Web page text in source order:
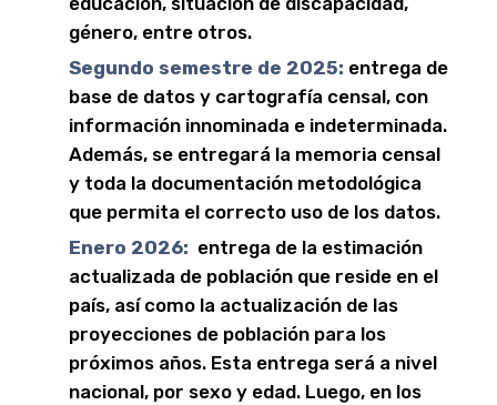
género, entre otros.
Segundo semestre de 2025: entrega de
base de datos y cartografía censal, con
información innominada e indeterminada.
Además, se entregará la memoria censal
y toda la documentación metodológica
que permita el correcto uso de los datos.
Enero 2026: entrega de la estimación
actualizada de población que reside en el
país, así como la actualización de las
proyecciones de población para los
próximos años. Esta entrega será a nivel
nacional, por sexo y edad. Luego, en los